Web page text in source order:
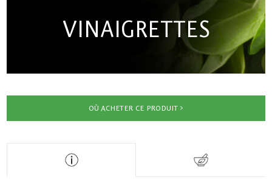
VINAIGRETTES
OÙ ACHETER CE PRODUIT